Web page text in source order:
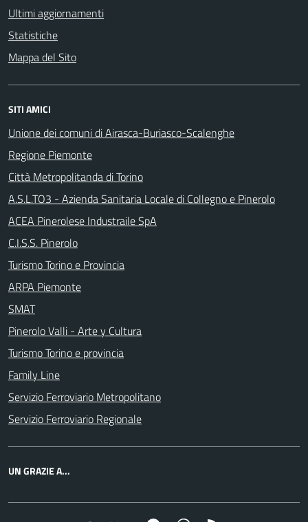
Ultimi aggiornamenti
Statistiche
Mappa del Sito
SITI AMICI
Unione dei comuni di Airasca-Buriasco-Scalenghe
Regione Piemonte
Città Metropolitanda di Torino
A.S.L.TO3 - Azienda Sanitaria Locale di Collegno e Pinerolo
ACEA Pinerolese Industraile SpA
C.I.S.S. Pinerolo
Turismo Torino e Provincia
ARPA Piemonte
SMAT
Pinerolo Valli - Arte y Cultura
Turismo Torino e provincia
Family Line
Servizio Ferroviario Metropolitano
Servizio Ferroviario Regionale
UN GRAZIE A...